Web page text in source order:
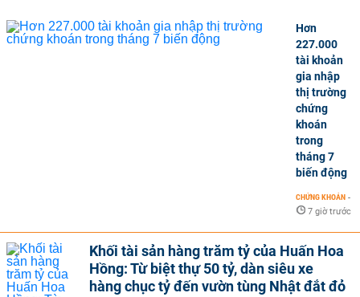
Hơn
227.000
tài khoản
gia nhập
thị trường
chứng
khoán
trong
tháng 7
biến động
CHỨNG KHOÁN -
7 giờ trước
Khối tài sản hàng trăm tỷ của Huấn Hoa
Hồng: Từ biệt thự 50 tỷ, dàn siêu xe
hàng chục tỷ đến vườn tùng Nhật đắt đỏ